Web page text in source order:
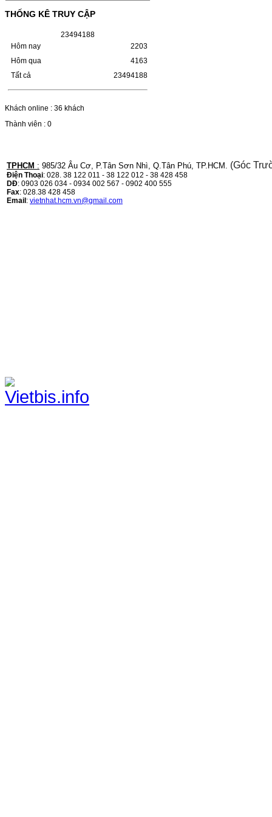
HỘP MỰC TK-1158 CHO MÁY IN
KYOCERA M2135DN/M2635DNMÃ HỘP
MỰC:- Hộp mực Kyocera TK-1158- Loại
MÁY IN:- Kyocera Ecosys
M2135dn/M2635dn/M2735dw/P2235dn/P2235dw-
Giá : 799.000VND
Chọn mua
THỐNG KÊ TRUY CẬP
234941 88
Hôm nay
Hôm qua
Tất cả
2203
4163
23494188
Khách online : 36 khách
Thành viên : 0
TPHCM : 985/32 Âu Cơ, P.Tân Sơn Nhì, Q.Tân Phú, TP.HCM. (Góc
Điện Thoại: 028. 38 122 011 - 38 122 012 - 38 428 458
DĐ: 0903 026 034 - 0934 002 567 - 0902 400 555
Fax: 028.38 428 458
Email: vietnhat.hcm.vn@gmail.com